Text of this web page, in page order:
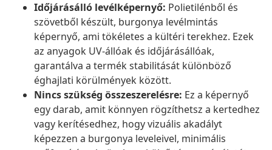
Időjárásálló levélképernyő: Polietilénből és
szövetből készült, burgonya levélmintás
képernyő, ami tökéletes a kültéri terekhez. Ezek
az anyagok UV-állóak és időjárásállóak,
garantálva a termék stabilitását különböző
éghajlati körülmények között.
Nincs szükség összeszerelésre: Ez a képernyő
egy darab, amit könnyen rögzíthetsz a kertedhez
vagy kerítésedhez, hogy vizuális akadályt
képezzen a burgonya leveleivel, minimális